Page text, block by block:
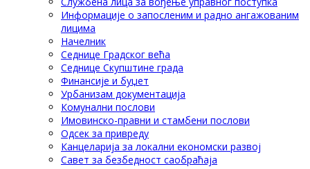
Информације о запосленим и радно ангажованим
лицима
Начелник
Седнице Градског већа
Седнице Скупштине града
Финансије и буџет
Урбанизам документација
Комунални послови
Имовинско-правни и стамбени послови
Одсек за привреду
Канцеларија за локални економски развој
Савет за безбедност саобраћаја